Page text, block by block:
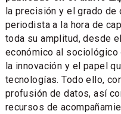
la precisión y el grado
periodista a la hora de
toda su amplitud, desde
económico al
la innovación y el papel
tecnologías. Todo ello,
profusión de datos, así
recursos de